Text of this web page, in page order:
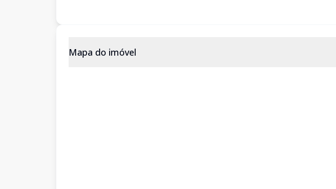
Mapa do imóvel